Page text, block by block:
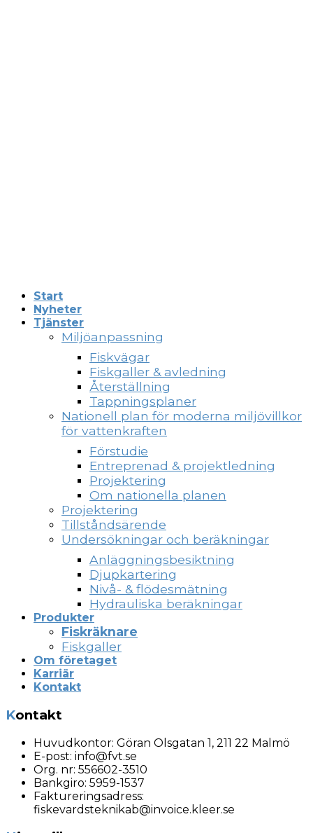
Start
Nyheter
Tjänster
Miljöanpassning
Fiskvägar
Fiskgaller & avledning
Återställning
Tappningsplaner
Nationell plan för moderna miljövillkor
för vattenkraften
Förstudie
Entreprenad & projektledning
Projektering
Om nationella planen
Projektering
Tillståndsärende
Undersökningar och beräkningar
Anläggningsbesiktning
Djupkartering
Nivå- & flödesmätning
Hydrauliska beräkningar
Produkter
Fiskräknare
Fiskgaller
Om företaget
Karriär
Kontakt
Kontakt
Huvudkontor: Göran Olsgatan 1, 211 22 Malmö
E-post: info@fvt.se
Org. nr: 556602-3510
Bankgiro: 5959-1537
Faktureringsadress:
fiskevardsteknikab@invoice.kleer.se